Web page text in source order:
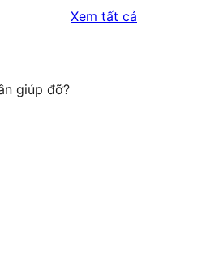
Xem tất cả
giúp đỡ?